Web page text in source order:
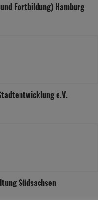
Fortbildung) Hamburg
e.V.
Südsachsen